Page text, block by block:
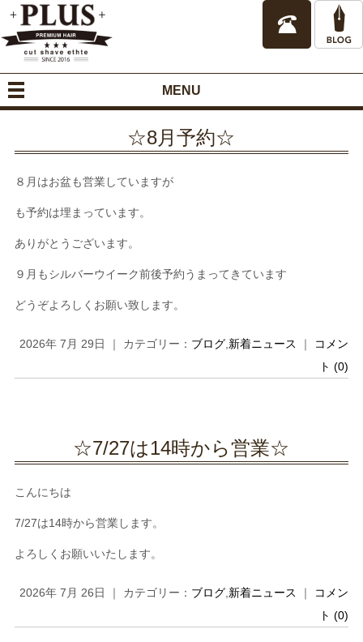
MENU
☆8月予約☆
８月はお盆も営業していますが
も予約は埋まっています。
ありがとうございます。
９月もシルバーウイーク前後予約うまってきています
どうぞよろしくお願い致します。
2026年 7月 29日 ｜ カテゴリー： ブログ 新着ニュース ｜ コメン
ト (0)
☆7/27は14時から営業☆
こんにちは
7/27は14時から営業します。
よろしくお願いいたします。
2026年 7月 26日 ｜ カテゴリー： ブログ 新着ニュース ｜ コメン
ト (0)